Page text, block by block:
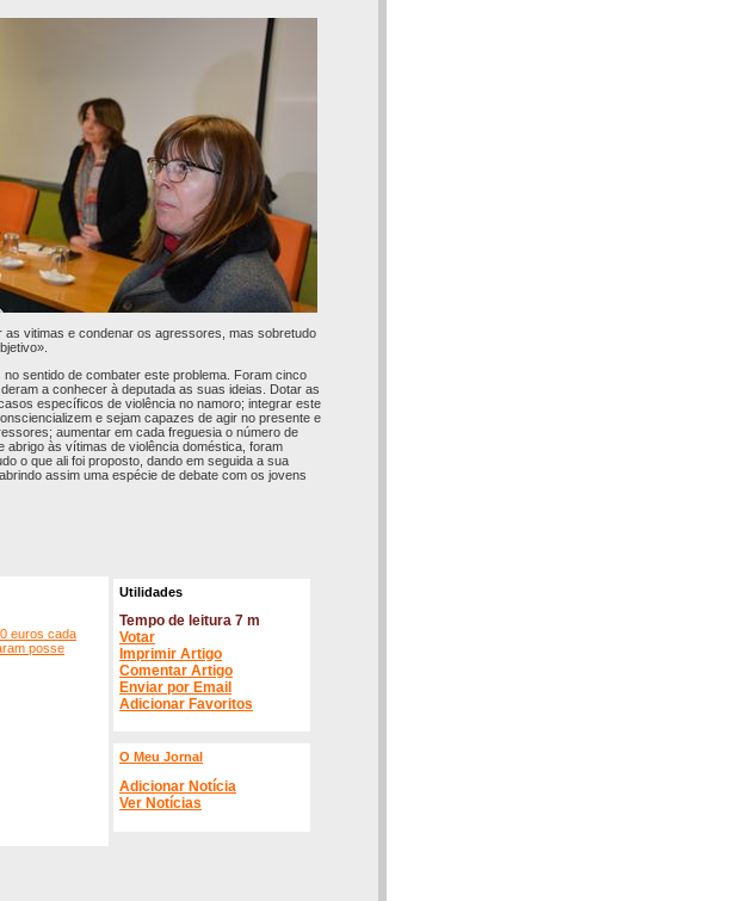
vitimas e condenar os agressores, mas sobretudo
sentido de combater este problema. Foram cinco
a conhecer à deputada as suas ideias. Dotar as
específicos de violência no namoro; integrar este
e sejam capazes de agir no presente e
aumentar em cada freguesia o número de
abrigo às vítimas de violência doméstica, foram
o que ali foi proposto, dando em seguida a sua
assim uma espécie de debate com os jovens
euros cada
posse
Utilidades
Tempo de leitura 7 m
Votar
Imprimir Artigo
Comentar Artigo
Enviar por Email
Adicionar Favoritos
O Meu Jornal
Adicionar Notícia
Ver Notícias